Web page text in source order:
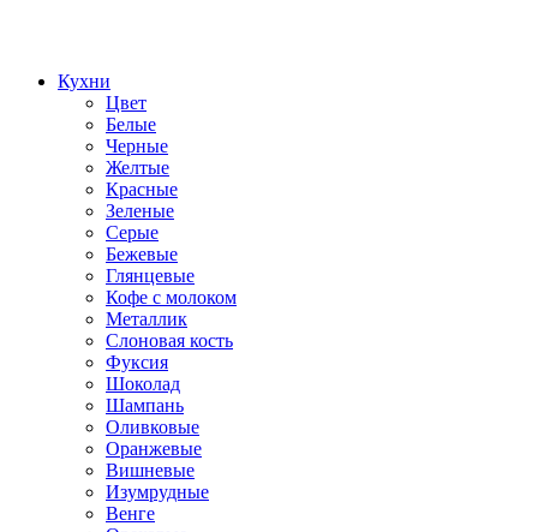
Кухни
Цвет
Белые
Черные
Желтые
Красные
Зеленые
Серые
Бежевые
Глянцевые
Кофе с молоком
Металлик
Слоновая кость
Фуксия
Шоколад
Шампань
Оливковые
Оранжевые
Вишневые
Изумрудные
Венге